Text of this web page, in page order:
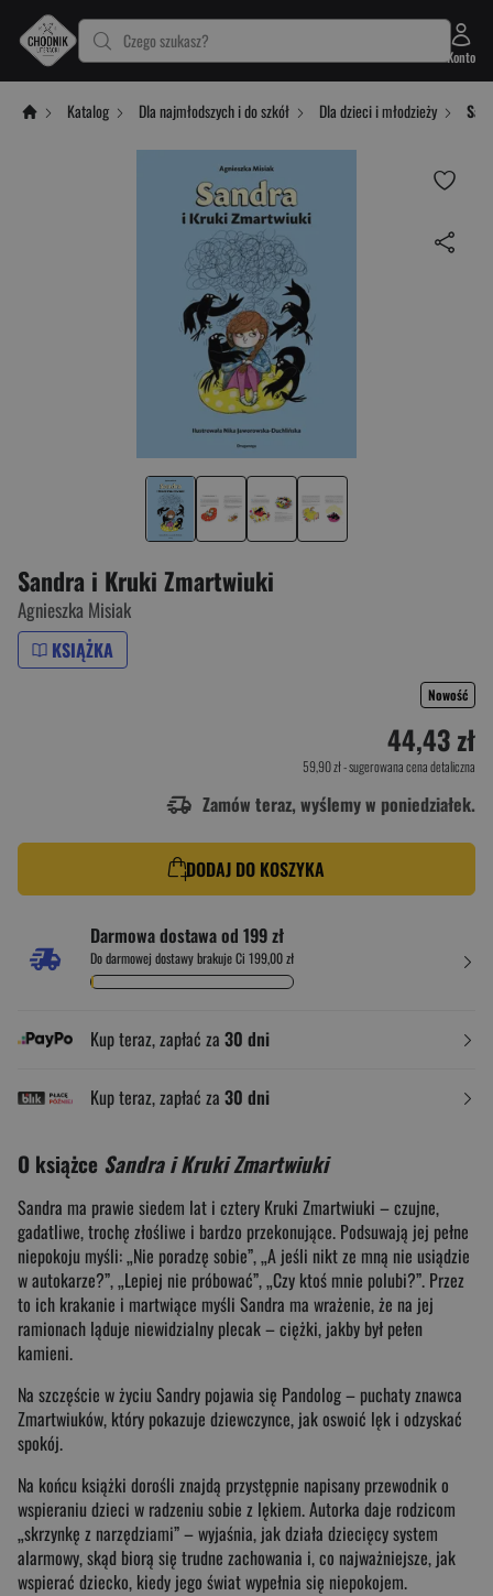
Czego szukasz?
Konto
Katalog Dla najmłodszych i do szkół Dla dzieci i młodzieży
Sandra i Kruki Zmartwiuki
Agnieszka Misiak
KSIĄŻKA
Nowość
44,43 zł
59,90 zł- sugerowana cena detaliczna
Zamów teraz, wyślemy w poniedziałek.
DODAJ DO KOSZYKA
Darmowa dostawa od 199 zł
Do darmowej dostawy brakuje Ci 199,00 zł
Kup teraz, zapłać za 30 dni
Kup teraz, zapłać za 30 dni
O książce Sandra i Kruki Zmartwiuki
Sandra ma prawie siedem lat i cztery Kruki Zmartwiuki – czujne,
gadatliwe, trochę złośliwe i bardzo przekonujące. Podsuwają jej pełne
niepokoju myśli: „Nie poradzę sobie”, „A jeśli nikt ze mną nie usiądzie
w autokarze?”, „Lepiej nie próbować”, „Czy ktoś mnie polubi?”. Przez
to ich krakanie i martwiące myśli Sandra ma wrażenie, że na jej
ramionach ląduje niewidzialny plecak – ciężki, jakby był pełen
kamieni.
Na szczęście w życiu Sandry pojawia się Pandolog – puchaty znawca
Zmartwiuków, który pokazuje dziewczynce, jak oswoić lęk i odzyskać
spokój.
Na końcu książki dorośli znajdą przystępnie napisany przewodnik o
wspieraniu dzieci w radzeniu sobie z lękiem. Autorka daje rodzicom
„skrzynkę z narzędziami” – wyjaśnia, jak działa dziecięcy system
alarmowy, skąd biorą się trudne zachowania i, co najważniejsze, jak
wspierać dziecko, kiedy jego świat wypełnia się niepokojem.